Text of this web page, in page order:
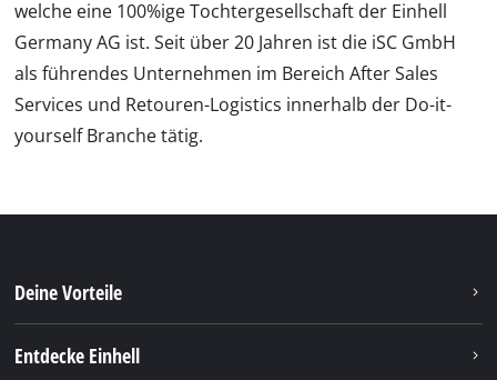
welche eine 100%ige Tochtergesellschaft der Einhell
Germany AG ist. Seit über 20 Jahren ist die iSC GmbH
als führendes Unternehmen im Bereich After Sales
Services und Retouren-Logistics innerhalb der Do-it-
yourself Branche tätig.
Deine Vorteile
Entdecke Einhell